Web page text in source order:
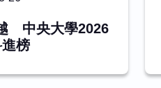
中央大學2026
榜